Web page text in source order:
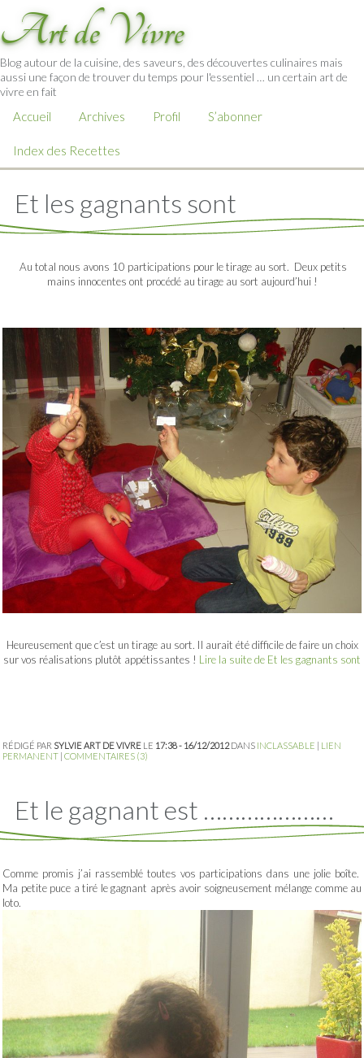
Art de Vivre
Blog autour de la cuisine, des saveurs, des découvertes culinaires mais
aussi une façon de trouver du temps pour l'essentiel … un certain art de
vivre en fait
Accueil Archives Profil S’abonner
Index des Recettes
Et les gagnants sont
Au total nous avons 10 participations pour le tirage au sort. Deux petits
mains innocentes ont procédé au tirage au sort aujourd’hui !
Heureusement que c’est un tirage au sort. Il aurait été difficile de faire un choix
sur vos réalisations plutôt appétissantes ! Lire la suite de Et les gagnants sont
RÉDIGÉ PAR SYLVIE ART DE VIVRE LE 17:38 - 16/12/2012DANS INCLASSABLE
LIEN
PERMANENT COMMENTAIRES (3)
Et le gagnant est …………………
Comme promis j’ai rassemblé toutes vos participations dans une jolie boîte.
Ma petite puce a tiré le gagnant après avoir soigneusement mélange comme au
loto.